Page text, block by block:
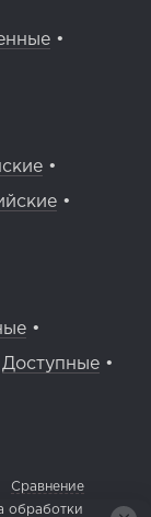
•
•
•
•
Доступные •
Сравнение
обработки